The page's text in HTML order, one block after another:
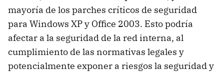
mayoría de los parches críticos de seguridad
para Windows XP y Office 2003. Esto podría
afectar a la seguridad de la red interna, al
cumplimiento de las normativas legales y
potencialmente exponer a riesgos la seguridad y